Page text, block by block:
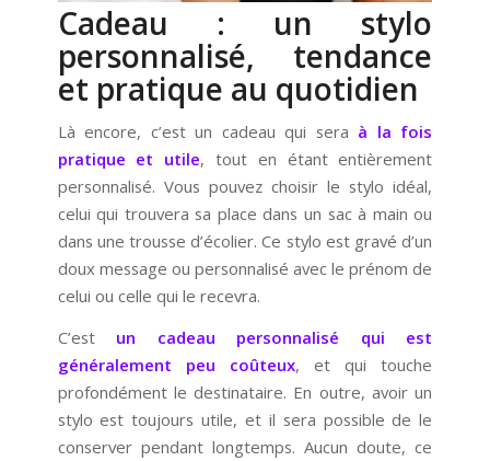
Cadeau : un stylo
personnalisé, tendance
et pratique au quotidien
Là encore, c’est un cadeau qui sera à la fois
pratique et utile, tout en étant entièrement
personnalisé. Vous pouvez choisir le stylo idéal,
celui qui trouvera sa place dans un sac à main ou
dans une trousse d’écolier. Ce stylo est gravé d’un
doux message ou personnalisé avec le prénom de
celui ou celle qui le recevra.
C’est un cadeau personnalisé qui est
généralement peu coûteux, et qui touche
profondément le destinataire. En outre, avoir un
stylo est toujours utile, et il sera possible de le
conserver pendant longtemps. Aucun doute, ce